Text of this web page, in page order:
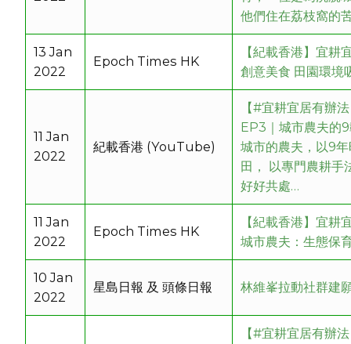
他們住在荔枝窩的
13 Jan
2022
Epoch Times HK
【紀載香港】宜耕
創意美食 田園環境
11 Jan
2022
紀載香港 (YouTube)
【#宜耕宜居有辦
EP3｜城市農夫的
城市的農夫，以9
田， 以專門農耕手
好好共處…
11 Jan
2022
Epoch Times HK
【紀載香港】宜耕
城市農夫：生態保
10 Jan
2022
星島日報 及 頭條日報 林維峯拉動社群建
【#宜耕宜居有辦